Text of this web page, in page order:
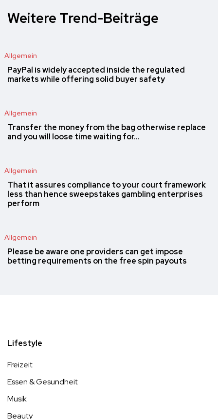
Weitere Trend-Beiträge
Allgemein
PayPal is widely accepted inside the regulated
markets while offering solid buyer safety
Allgemein
Transfer the money from the bag otherwise replace
and you will loose time waiting for…
Allgemein
That it assures compliance to your court framework
less than hence sweepstakes gambling enterprises
perform
Allgemein
Please be aware one providers can get impose
betting requirements on the free spin payouts
Lifestyle
Freizeit
Essen & Gesundheit
Musik
Beauty